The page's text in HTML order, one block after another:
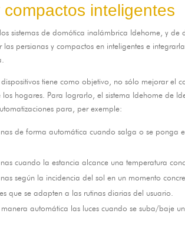
compactos inteligentes
sistemas de domótica inalámbrica Idehome ,y de
persianas y compactos en inteligentes e
tiene como objetivo no sólo mejorar el
los hogares Para lograrlo ,el sistema Idehome de
para , per exemple:
de forma automática cuando salga o se ponga
cuando la estancia alcance una temperatura
según la incidencia del sol en un momento
que se adapten a las rutinas diarias del usuario
automática las luces cuando se suba/baje